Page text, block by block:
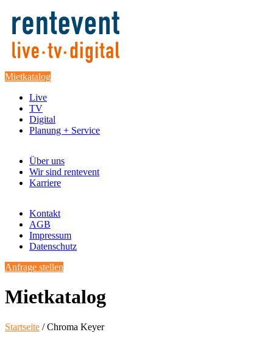
Mietkatalog
Live
TV
Digital
Planung + Service
Über uns
Wir sind rentevent
Karriere
Kontakt
AGB
Impressum
Datenschutz
Anfrage stellen
Mietkatalog
Startseite / Chroma Keyer